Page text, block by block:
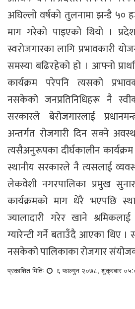
अघिल्लो वर्षको तुलनामा झन्डै ५०
माग गरेको पाइएको थियो ।
स्वरोजगारका लागि प्रभावकारी
समस्या बढिरहेको हो । आफ्नो
कार्यक्रम परेपनि त्यसको
नसकेको जनप्रतिनिधिहरू नै
सरकारले बेरोजगारलाई
अन्तर्गत रोजगारी दिन सक्ने
त्यसैअनुरूपका दीर्घकालीन
स्थानीय सरकारले नै त्यसलाई
लेकवेशी नगरपालिका प्रमुख
कार्यक्रमको माग धेरै भएपछि
ज्यालादारी गरेर खाने
ग्यारेन्टी गर्ने बताउँदै आएका थिए
नसकेको पालिकाका रोजगार
प्रकाशित मितिः ६ फाल्गुन २०७८, शुक्रबार